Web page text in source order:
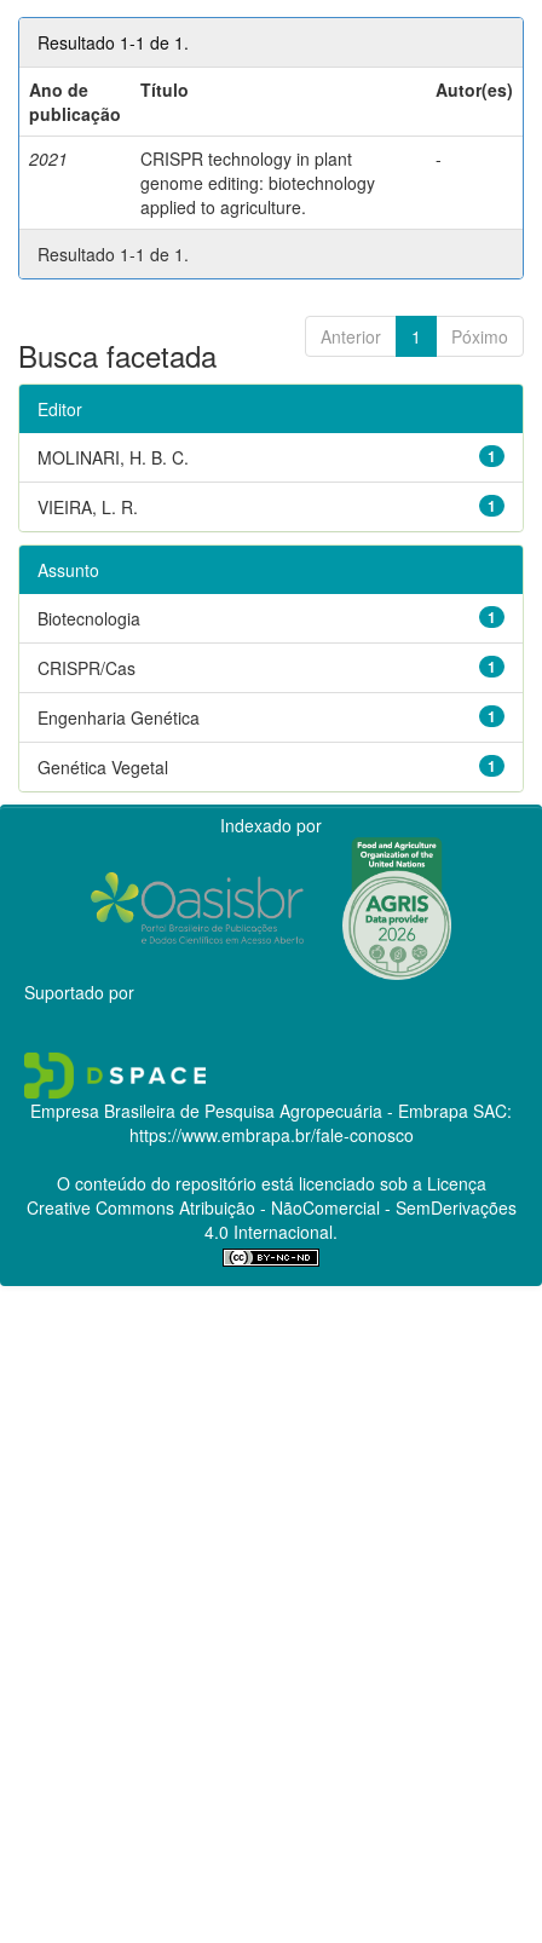
Resultado 1-1 de 1.
Ano de
publicação
Título Autor(es)
2021
CRISPR technology in plant
genome editing: biotechnology
applied to agriculture.
-
Resultado 1-1 de 1.
Anterior 1 Póximo
Busca facetada
Editor
1
MOLINARI, H. B. C.
1
VIEIRA, L. R.
Assunto
1
Biotecnologia
1
CRISPR/Cas
1
Engenharia Genética
1
Genética Vegetal
Indexado por
Suportado por
Empresa Brasileira de Pesquisa Agropecuária - Embrapa SAC:
https://www.embrapa.br/fale-conosco
O conteúdo do repositório está licenciado sob a Licença
Creative CommonsAtribuição - NãoComercial - SemDerivações
4.0 Internacional.